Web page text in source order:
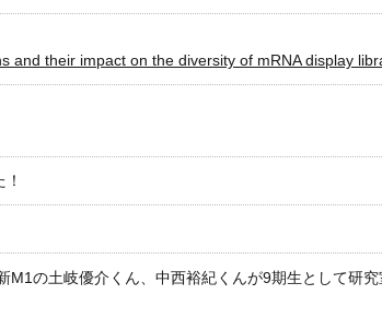
and their impact on the diversity of mRNA display
の土岐優介くん、中西裕紀くんが9期生として研究